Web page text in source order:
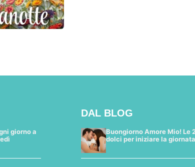
giorno a
DAL BLOG
Buongiorno Amore Mio! Le
dolci per iniziare la